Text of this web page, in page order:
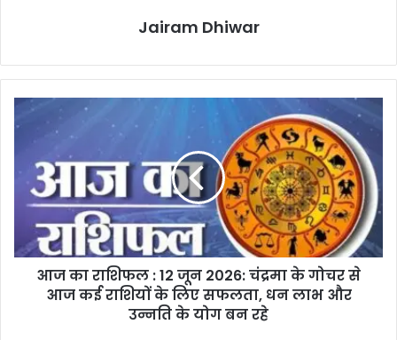
Jairam Dhiwar
आज
का
2026:
चंद्रमा
के
आज का राशिफल : 12 जून 2026: चंद्रमा के गोचर से
आज कई राशियों के लिए सफलता, धन लाभ और
उन्नति के योग बन रहे